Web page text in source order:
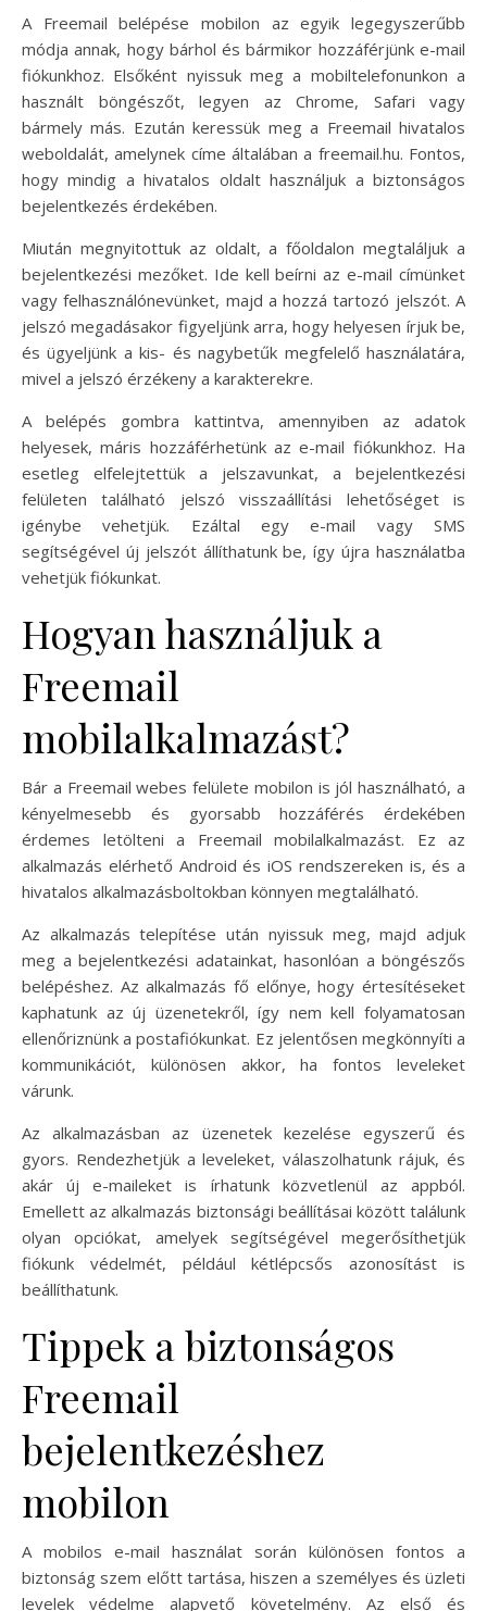
A Freemail belépése mobilon az egyik legegyszerűbb
módja annak, hogy bárhol és bármikor hozzáférjünk e-mail
fiókunkhoz. Elsőként nyissuk meg a mobiltelefonunkon a
használt böngészőt, legyen az Chrome, Safari vagy
bármely más. Ezután keressük meg a Freemail hivatalos
weboldalát, amelynek címe általában a freemail.hu. Fontos,
hogy mindig a hivatalos oldalt használjuk a biztonságos
bejelentkezés érdekében.
Miután megnyitottuk az oldalt, a főoldalon megtaláljuk a
bejelentkezési mezőket. Ide kell beírni az e-mail címünket
vagy felhasználónevünket, majd a hozzá tartozó jelszót. A
jelszó megadásakor figyeljünk arra, hogy helyesen írjuk be,
és ügyeljünk a kis- és nagybetűk megfelelő használatára,
mivel a jelszó érzékeny a karakterekre.
A belépés gombra kattintva, amennyiben az adatok
helyesek, máris hozzáférhetünk az e-mail fiókunkhoz. Ha
esetleg elfelejtettük a jelszavunkat, a bejelentkezési
felületen található jelszó visszaállítási lehetőséget is
igénybe vehetjük. Ezáltal egy e-mail vagy SMS
segítségével új jelszót állíthatunk be, így újra használatba
vehetjük fiókunkat.
Hogyan használjuk a
Freemail
mobilalkalmazást?
Bár a Freemail webes felülete mobilon is jól használható, a
kényelmesebb és gyorsabb hozzáférés érdekében
érdemes letölteni a Freemail mobilalkalmazást. Ez az
alkalmazás elérhető Android és iOS rendszereken is, és a
hivatalos alkalmazásboltokban könnyen megtalálható.
Az alkalmazás telepítése után nyissuk meg, majd adjuk
meg a bejelentkezési adatainkat, hasonlóan a böngészős
belépéshez. Az alkalmazás fő előnye, hogy értesítéseket
kaphatunk az új üzenetekről, így nem kell folyamatosan
ellenőriznünk a postafiókunkat. Ez jelentősen megkönnyíti a
kommunikációt, különösen akkor, ha fontos leveleket
várunk.
Az alkalmazásban az üzenetek kezelése egyszerű és
gyors. Rendezhetjük a leveleket, válaszolhatunk rájuk, és
akár új e-maileket is írhatunk közvetlenül az appból.
Emellett az alkalmazás biztonsági beállításai között találunk
olyan opciókat, amelyek segítségével megerősíthetjük
fiókunk védelmét, például kétlépcsős azonosítást is
beállíthatunk.
Tippek a biztonságos
Freemail
bejelentkezéshez
mobilon
A mobilos e-mail használat során különösen fontos a
biztonság szem előtt tartása, hiszen a személyes és üzleti
levelek védelme alapvető követelmény. Az első és